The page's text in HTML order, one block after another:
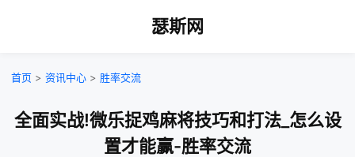
瑟斯网
首页 > 资讯中心 > 胜率交流
全面实战!微乐捉鸡麻将技巧和打法_怎么设
置才能赢-胜率交流